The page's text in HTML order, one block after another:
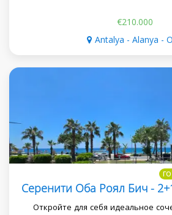
€210.000
Antalya - Alanya -
Откройте для себя идеальное